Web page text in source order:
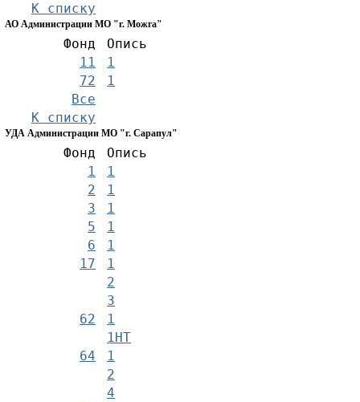
К списку
АО Администрации МО "г. Можга"
Фонд
Опись
11
1
72
1
Все
К списку
УДА Администрации МО "г. Сарапул"
Фонд
Опись
1
1
2
1
3
1
5
1
6
1
17
1
2
3
62
1
1НТ
64
1
2
4